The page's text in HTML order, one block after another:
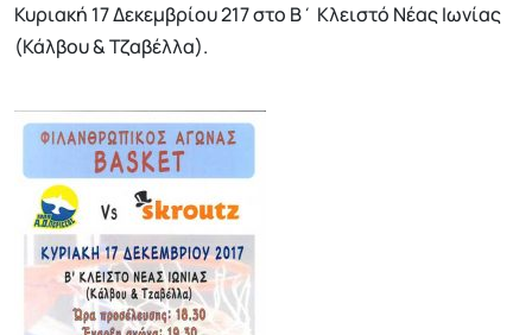
Κυριακή 17 Δεκεμβρίου 217 στο Β΄ Κλειστό Νέας Ιωνίας
(Κάλβου & Τζαβέλλα).